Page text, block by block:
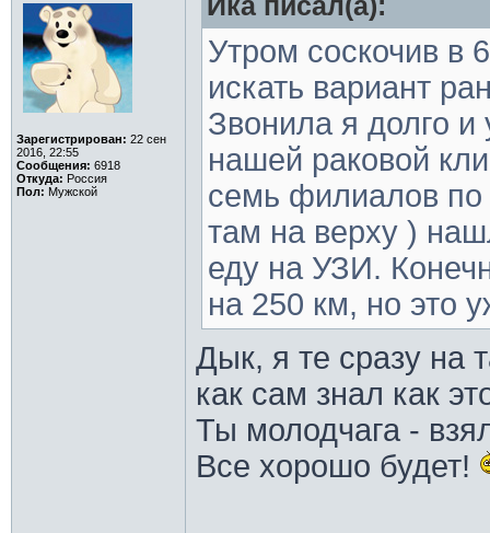
Зарегистрирован: 22 сен
2016, 22:55
Сообщения: 6918
Откуда: Россия
Пол: Мужской
Ика писал(а):
Утром соскочив в
искать вариант
Звонила я долго и
нашей раковой
семь филиалов
там на верху )
еду на УЗИ.
на 250 км, но это
Дык, я те сразу на
как сам знал как
Ты молодчага -
Все хорошо будет!